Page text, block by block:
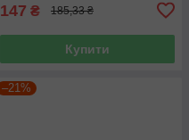
147 ₴ 185,33 ₴
Купити
–21%